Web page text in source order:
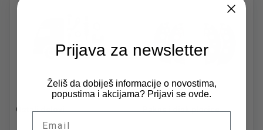
Ostali delovi Pakne i disk pločice
Prijava za newsletter
Želiš da dobiješ informacije o novostima,
popustima i akcijama? Prijavi se ovde.